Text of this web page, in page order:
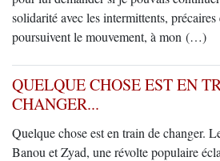
solidarité avec les intermittents,
poursuivent le mouvement, à mon (…)
QUELQUE CHOSE EST EN
CHANGER...
Quelque chose est en train de changer.
Banou et Zyad, une révolte populaire